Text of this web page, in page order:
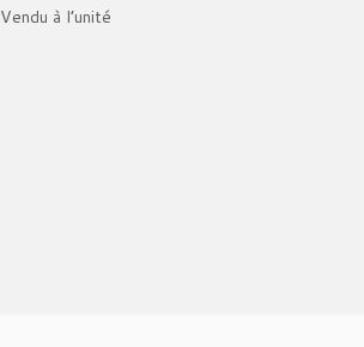
Vendu à l’unité